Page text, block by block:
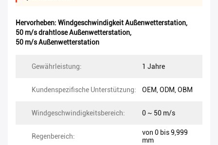
Hervorheben: Windgeschwindigkeit Außenwetterstation,
50 m/s drahtlose Außenwetterstation,
50 m/s Außenwetterstation
Gewährleistung: 1 Jahre
Kundenspezifische Unterstützung: OEM, ODM, OBM
Windgeschwindigkeitsbereich: 0 ~ 50 m/s
Regenbereich:
von 0 bis 9,999
mm